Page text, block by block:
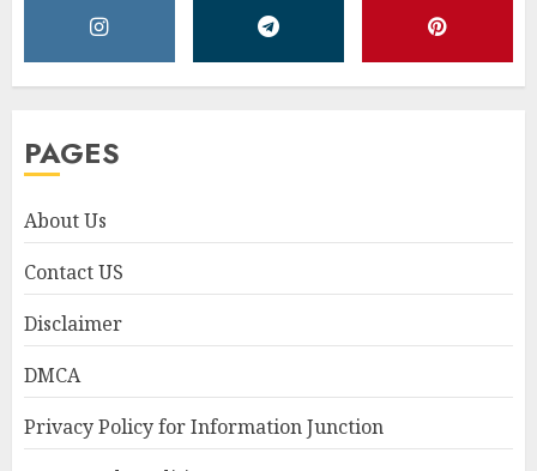
PAGES
About Us
Contact US
Disclaimer
DMCA
Privacy Policy for Information Junction